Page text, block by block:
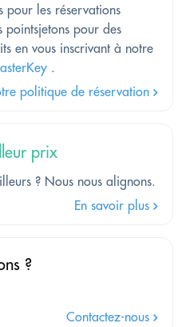
pour les réservations
pointsjetons pour des
en vous inscrivant à notre
.
politique de réservation
prix
? Nous nous alignons.
En savoir plus
?
Contactez-nous